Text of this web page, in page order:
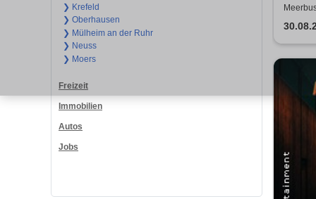
❯ Krefeld
❯ Oberhausen
❯ Mülheim an der Ruhr
❯ Neuss
❯ Moers
Freizeit
Immobilien
Autos
Jobs